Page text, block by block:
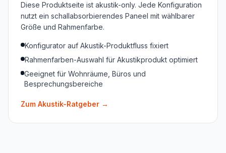
Diese Produktseite ist akustik-only. Jede Konfiguration
nutzt ein schallabsorbierendes Paneel mit wählbarer
Größe und Rahmenfarbe.
Konfigurator auf Akustik-Produktfluss fixiert
Rahmenfarben-Auswahl für Akustikprodukt optimiert
Geeignet für Wohnräume, Büros und
Besprechungsbereiche
Zum Akustik-Ratgeber →